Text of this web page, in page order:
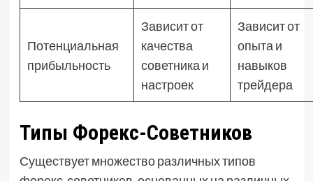
Потенциальная
прибыльность
Зависит от
качества
советника и
настроек
Зависит от
опыта и
навыков
трейдера
Типы Форекс-Советников
Существует множество различных типов